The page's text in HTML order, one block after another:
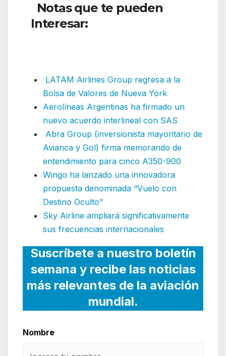
Notas que te pueden
Interesar:
LATAM Airlines Group regresa a la
Bolsa de Valores de Nueva York
Aerolíneas Argentinas ha firmado un
nuevo acuerdo interlineal con SAS
Abra Group (inversionista mayoritario de
Avianca y Gol) firma memorando de
entendimiento para cinco A350-900
Wingo ha lanzado una innovadora
propuesta denominada “Vuelo con
Destino Oculto”
Sky Airline ampliará significativamente
sus frecuencias internacionales
Suscríbete a nuestro boletín
semana y recibe las noticias
más relevantes de la aviación
mundial.
Nombre